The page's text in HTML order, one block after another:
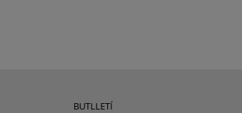
BUTLLETÍ